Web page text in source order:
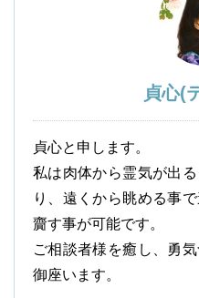
貞心(
貞心と申します。
私は肉体から霊気が出
り、遠くから眺める事
齎す事が可能です。
ご相談者様を癒し、勇
御座います。